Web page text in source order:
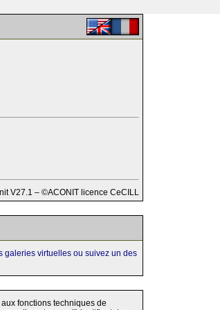
V27.1 – ©ACONIT licence CeCILL
galeries virtuelles ou suivez un des
fonctions techniques de